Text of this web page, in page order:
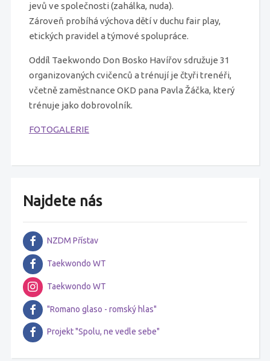
Najdete nás
NZDM Přístav
Taekwondo WT
Taekwondo WT
"Romano glaso - romský hlas"
Projekt "Spolu, ne vedle sebe"
jevů ve společnosti (zahálka, nuda).
Zároveň probíhá výchova dětí v duchu fair play,
etických pravidel a týmové spolupráce.
Oddíl Taekwondo Don Bosko Havířov sdružuje 31
organizovaných cvičenců a trénují je čtyři trenéři,
včetně zaměstnance OKD pana Pavla Žáčka, který
trénuje jako dobrovolník.
FOTOGALERIE